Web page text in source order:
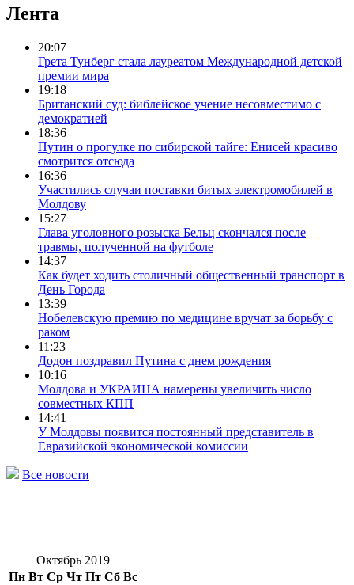
Лента
20:07
Грета Тунберг стала лауреатом Международной детской
премии мира
19:18
Британский суд: библейское учение несовместимо с
демократией
18:36
Путин о прогулке по сибирской тайге: Енисей красиво
смотрится отсюда
16:36
Участились случаи поставки битых электромобилей в
Молдову
15:27
Глава уголовного розыска Бельц скончался после
травмы, полученной на футболе
14:37
Как будет ходить столичный общественный транспорт в
День Города
13:39
Нобелевскую премию по медицине вручат за борьбу с
раком
11:23
Додон поздравил Путина с днем рождения
10:16
Молдова и УКРАИНА намерены увеличить число
совместных КПП
14:41
У Молдовы появится постоянный представитель в
Евразийской экономической комиссии
Все новости
Октябрь 2019
Пн Вт Ср Чт Пт Сб Вс